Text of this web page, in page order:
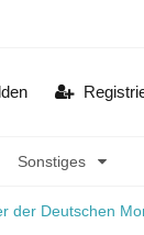
Sonstiges
der Deutschen